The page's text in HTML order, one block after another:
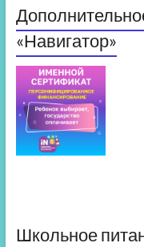
«Навигатор»
Школьное